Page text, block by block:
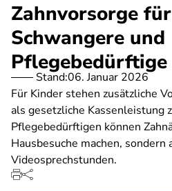
Zahnvorsorge
Schwangere und
Pflegebedürftige
Stand:06. Januar 2026
Für Kinder stehen zusätzliche
als gesetzliche Kassenleistung
Pflegebedürftigen können
Hausbesuche machen, sondern
Videosprechstunden.